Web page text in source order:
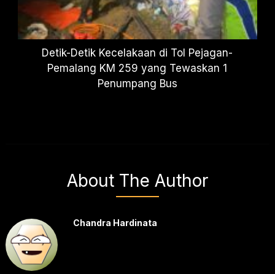
Detik-Detik Kecelakaan di Tol Pejagan-
Pemalang KM 259 yang Tewaskan 1
Penumpang Bus
About The Author
Chandra Hardinata